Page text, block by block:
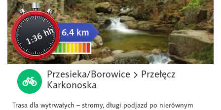
1:36 hh 6.4 km
Przesieka/Borowice > Przełęcz
Karkonoska
Trasa dla wytrwałych – stromy, długi podjazd po nierównym